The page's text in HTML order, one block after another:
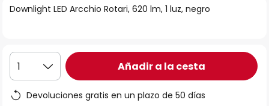
galería
Downlight LED Arcchio Rotari, 620 lm, 1 luz, negro
1 Añadir a la cesta
Devoluciones gratis en un plazo de 50 días